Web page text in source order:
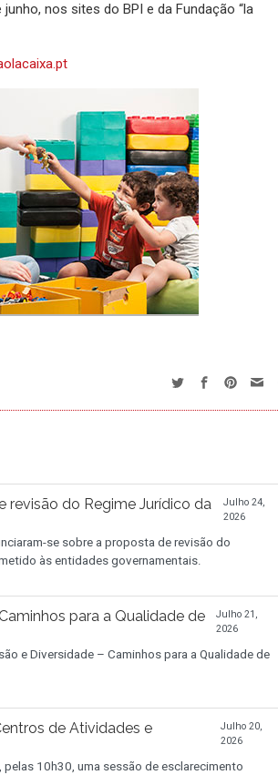
nos sites do BPI e da Fundação “la
revisão do Regime Jurídico da
Julho 24,
2026
se sobre a proposta de revisão do
às entidades governamentais.
para a Qualidade de
Julho 21,
2026
e Diversidade – Caminhos para a Qualidade de
de Atividades e
Julho 20,
2026
pelas 10h30, uma sessão de esclarecimento